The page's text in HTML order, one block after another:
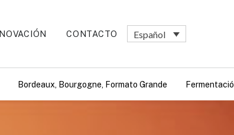
CONTACTO Español
Bordeaux, Bourgogne, Formato Grande